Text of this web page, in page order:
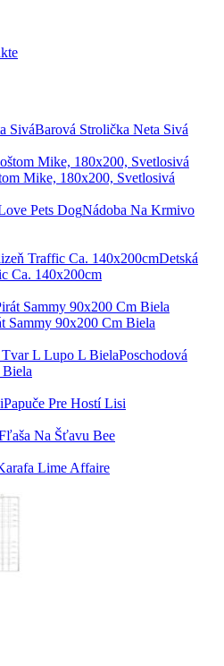
Barová Strolička Neta Sivá
Mike, 180x200, Svetlosivá
Nádoba Na Krmivo
Detská
Ca. 140x200cm
Sammy 90x200 Cm Biela
Poschodová
Papuče Pre Hostí Lisi
Na Šťavu Bee
Lime Affaire